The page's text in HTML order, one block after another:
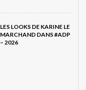
LES LOOKS DE KARINE LE
MARCHAND DANS #ADP
– 2026